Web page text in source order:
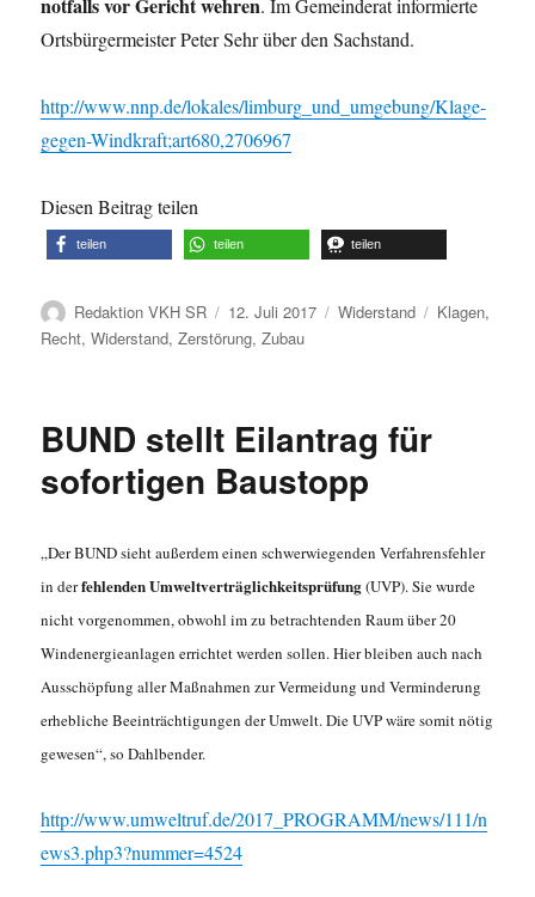
Ortsbürgermeister Peter Sehr über den Sachstand.
http://www.nnp.de/lokales/limburg_und_umgebung/Klage-
gegen-Windkraft;art680,2706967
Diesen Beitrag teilen
teilen teilen teilen
Autor
Redaktion VKH SR
Veröffentlicht
am
12. Juli 2017 Kategorien
Widerstand Schlagwörter
Klagen,
Recht,Widerstand,Zerstörung,Zubau
BUND stellt Eilantrag für
sofortigen Baustopp
„Der BUND sieht außerdem einen schwerwiegenden Verfahrensfehler
in derfehlenden Umweltverträglichkeitsprüfung(UVP). Sie wurde
nicht vorgenommen, obwohl im zu betrachtenden Raum über 20
Windenergieanlagen errichtet werden sollen. Hier bleiben auch nach
Ausschöpfung aller Maßnahmen zur Vermeidung und Verminderung
erhebliche Beeinträchtigungen der Umwelt. Die UVP wäre somit nötig
gewesen“, so Dahlbender.
http://www.umweltruf.de/2017_PROGRAMM/news/111/n
ews3.php3?nummer=4524